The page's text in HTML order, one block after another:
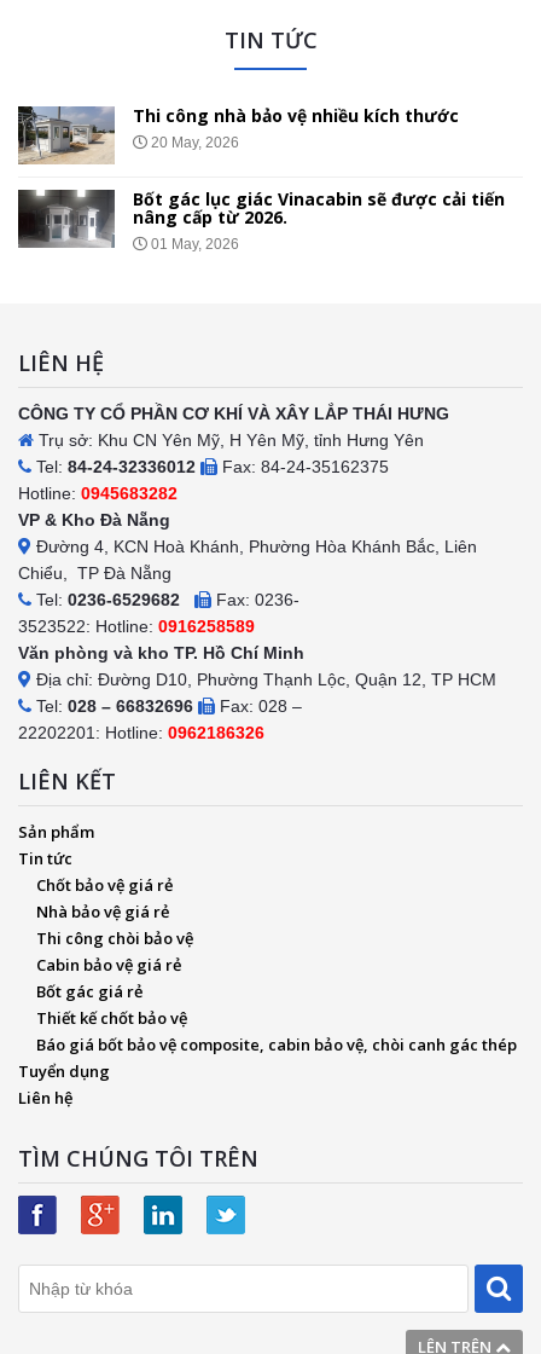
TIN TỨC
thước
cải tiến
Nhà bảo vệ gắn bánh xe di
Chốt Bảo Vệ Bằng Tôn Xốp – Thi
Giá Lắp Đặt Tại 34 Tỉnh Thành
LÊN TRÊN
LIÊN HỆ
CÔNG TY CỔ PHẦN CƠ KHÍ VÀ XÂY LẮP THÁI HƯNG
Trụ sở: Khu CN Yên Mỹ, H Yên Mỹ, tỉnh Hưng Yên
Tel: 84-24-32336012
Fax: 84-24-35162375
Hotline: 0945683282
VP & Kho Đà Nẵng
Đường 4, KCN Hoà Khánh, Phường Hòa Khánh Bắc, Liên
Chiểu, TP Đà Nẵng
Tel: 0236-6529682
Fax: 0236-
3523522: Hotline: 0916258589
Văn phòng và kho TP. Hồ Chí Minh
Địa chỉ: Đường D10, Phường Thạnh Lộc, Quận 12, TP HCM
Tel: 028 – 66832696
Fax: 028 –
22202201: Hotline: 0962186326
LIÊN KẾT
Sản phẩm
Tin tức
Chốt bảo vệ giá rẻ
Nhà bảo vệ giá rẻ
Thi công chòi bảo vệ
Cabin bảo vệ giá rẻ
Bốt gác giá rẻ
Thiết kế chốt bảo vệ
Báo giá bốt bảo vệ composite, cabin bảo vệ, chòi canh gác thép
Tuyển dụng
Liên hệ
TÌM CHÚNG TÔI TRÊN